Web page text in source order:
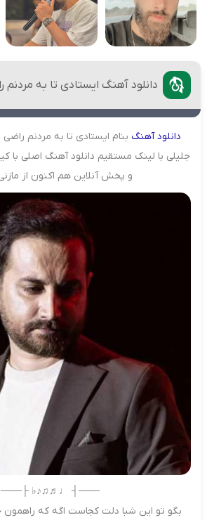
دانلود آهنگ ایستادی تا به
دانلودآهنگ بنام ایستادی تا به مردنم
جلیلی با لینک مستقیم دانلود آهنگ اصلی با
و پخش آنلاین هم اکنون از
───┤ ♩♬♫♪♭ ├───
بگو تو این شبا دلت کجاست اگه که